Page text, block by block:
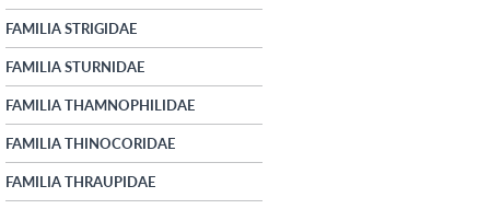
FAMILIA STRIGIDAE
FAMILIA STURNIDAE
FAMILIA THAMNOPHILIDAE
FAMILIA THINOCORIDAE
FAMILIA THRAUPIDAE